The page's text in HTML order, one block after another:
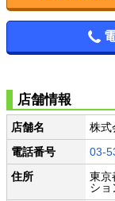
店舗情報
店舗名
株式
電話番号
03-
住所
東京
ショ